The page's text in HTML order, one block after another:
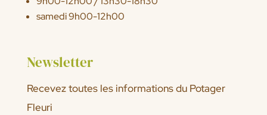
samedi 9h00-12h00
Newsletter
Recevez toutes les informations du Potager
Fleuri